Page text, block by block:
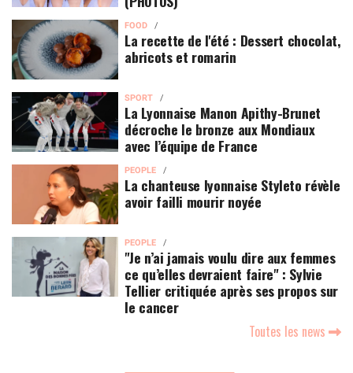
FOOD
La recette de l'été : Dessert chocolat,
abricots et romarin
SPORT
La Lyonnaise Manon Apithy-Brunet
décroche le bronze aux Mondiaux
avec l’équipe de France
PEOPLE
La chanteuse lyonnaise Styleto révèle
avoir failli mourir noyée
PEOPLE
"Je n’ai jamais voulu dire aux femmes
ce qu’elles devraient faire" : Sylvie
Tellier critiquée après ses propos sur
le cancer
Toutes les news